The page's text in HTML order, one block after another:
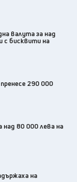
валута за над
с бисквити на
290 000
над 80 000 лева на
на